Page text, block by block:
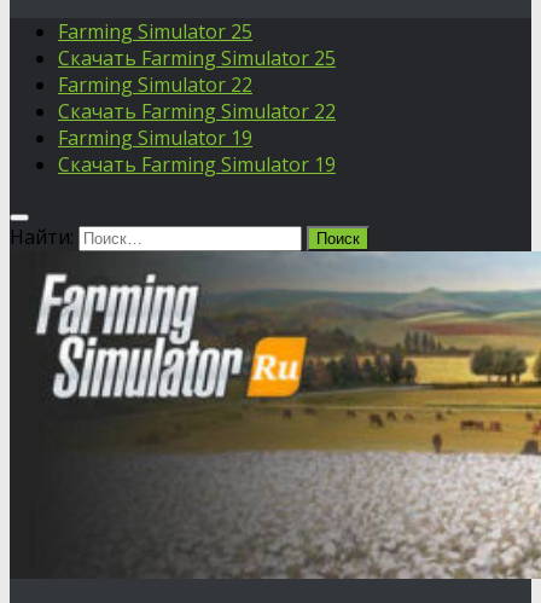
Farming Simulator 25
Скачать Farming Simulator 25
Farming Simulator 22
Скачать Farming Simulator 22
Farming Simulator 19
Скачать Farming Simulator 19
Найти: